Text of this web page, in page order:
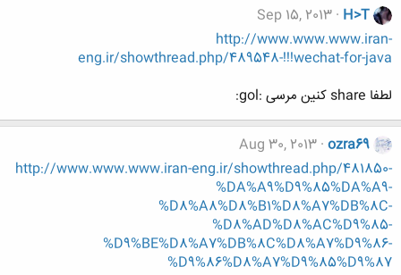
H>T
Sep 15, 2013
http://www.www.www.iran-
eng.ir/showthread.php/489548-!!!wechat-for-java
لطفا share کنین مرسی :gol:
ozra69
Aug 30, 2013
http://www.www.www.iran-eng.ir/showthread.php/481850-
%DA%A9%D9%85%DA%A9-
%D8%A8%D8%B1%D8%A7%DB%8C-
%D8%AD%D8%AC%D9%85-
%D9%BE%D8%A7%DB%8C%D8%A7%D9%86-
%D9%86%D8%A7%D9%85%D9%87